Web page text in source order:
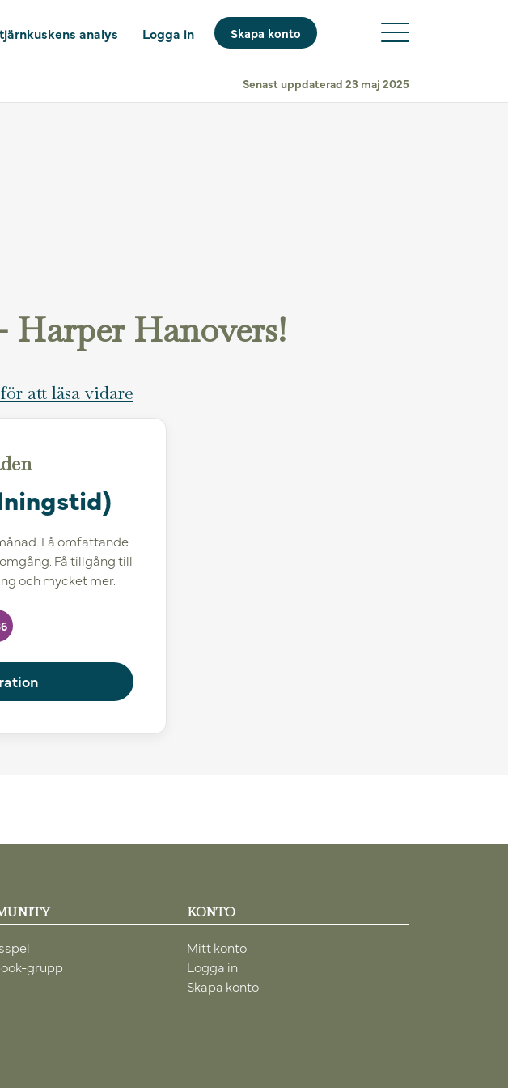
analys Logga in Skapa konto
Senast uppdaterad 23 maj 2025
Harper Hanovers!
att läsa vidare
Få omfattande
Få tillgång till
och mycket mer.
grupp
KONTO
Mitt konto
Logga in
Skapa konto